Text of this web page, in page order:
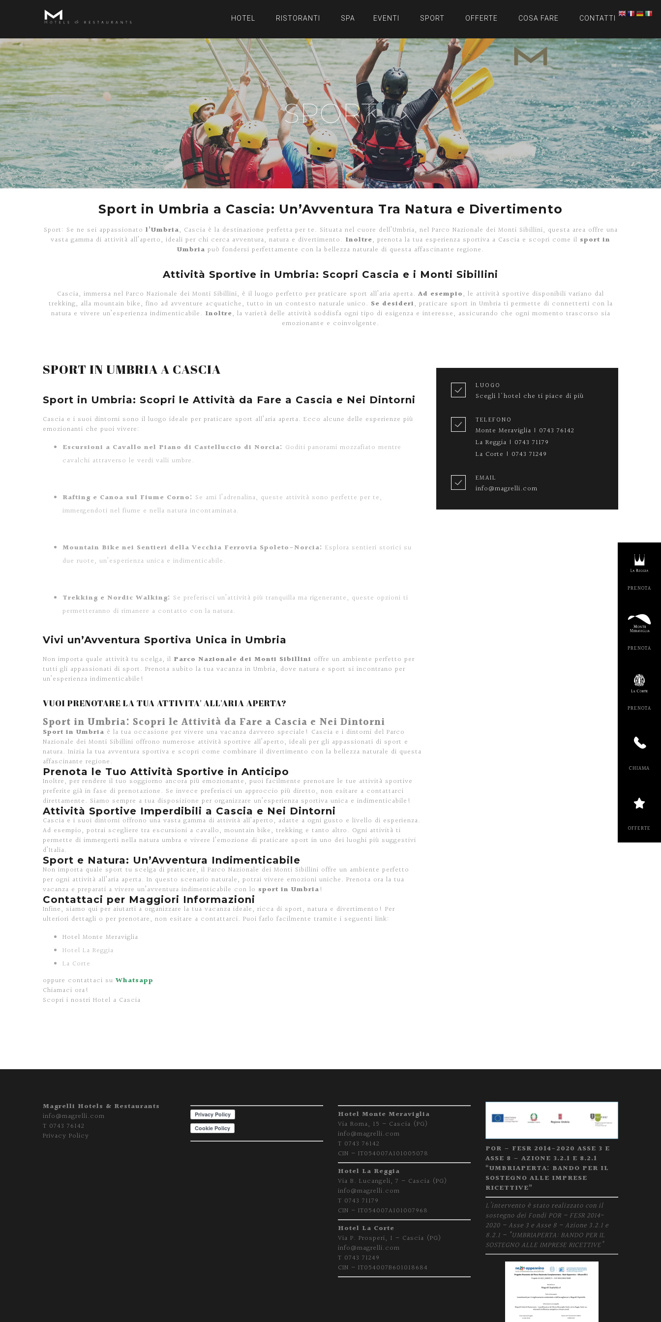
HOTEL RISTORANTI SPA EVENTI SPORT OFFERTE COSA FARE CONTATTI
SPORT
Sport in Umbria a Cascia: Un’Avventura Tra Natura e Divertimento
Sport: Se ne sei appassionato l’Umbria, Cascia è la destinazione perfetta per te. Situata nel cuore dell’Umbria, nel Parco Nazionale dei Monti Sibillini, questa area offre una
vasta gamma di attività all’aperto, ideali per chi cerca avventura, natura e divertimento. Inoltre, prenota la tua esperienza sportiva a Cascia e scopri come il sport in
Umbria può fondersi perfettamente con la bellezza naturale di questa affascinante regione.
Attività Sportive in Umbria: Scopri Cascia e i Monti Sibillini
Cascia, immersa nel Parco Nazionale dei Monti Sibillini, è il luogo perfetto per praticare sport all’aria aperta. Ad esempio, le attività sportive disponibili variano dal
trekking, alla mountain bike, fino ad avventure acquatiche, tutto in un contesto naturale unico. Se desideri, praticare sport in Umbria ti permette di connetterti con la
natura e vivere un’esperienza indimenticabile. Inoltre, la varietà delle attività soddisfa ogni tipo di esigenza e interesse, assicurando che ogni momento trascorso sia
emozionante e coinvolgente.
SPORT IN UMBRIA A CASCIA
Sport in Umbria: Scopri le Attività da Fare a Cascia e Nei Dintorni
Cascia e i suoi dintorni sono il luogo ideale per praticare sport all’aria aperta. Ecco alcune delle esperienze più
emozionanti che puoi vivere:
Escursioni a Cavallo nel Piano di Castelluccio di Norcia: Goditi panorami mozzafiato mentre
cavalchi attraverso le verdi valli umbre.
Rafting e Canoa sul Fiume Corno: Se ami l’adrenalina, queste attività sono perfette per te,
immergendoti nel fiume e nella natura incontaminata.
Mountain Bike nei Sentieri della Vecchia Ferrovia Spoleto-Norcia: Esplora sentieri storici su
due ruote, un’esperienza unica e indimenticabile.
Trekking e Nordic Walking: Se preferisci un’attività più tranquilla ma rigenerante, queste opzioni ti
permetteranno di rimanere a contatto con la natura.
Vivi un’Avventura Sportiva Unica in Umbria
Non importa quale attività tu scelga, il Parco Nazionale dei Monti Sibillini offre un ambiente perfetto per
tutti gli appassionati di sport. Prenota subito la tua vacanza in Umbria, dove natura e sport si incontrano per
un’esperienza indimenticabile!
VUOI PRENOTARE LA TUA ATTIVITA' ALL'ARIA APERTA?
Sport in Umbria: Scopri le Attività da Fare a Cascia e Nei Dintorni
Sport in Umbria è la tua occasione per vivere una vacanza davvero speciale! Cascia e i dintorni del Parco
Nazionale dei Monti Sibillini offrono numerose attività sportive all’aperto, ideali per gli appassionati di sport e
natura. Inizia la tua avventura sportiva e scopri come combinare il divertimento con la bellezza naturale di questa
affascinante regione.
Prenota le Tuo Attività Sportive in Anticipo
Inoltre, per rendere il tuo soggiorno ancora più emozionante, puoi facilmente prenotare le tue attività sportive
preferite già in fase di prenotazione. Se invece preferisci un approccio più diretto, non esitare a contattarci
direttamente. Siamo sempre a tua disposizione per organizzare un’esperienza sportiva unica e indimenticabile!
Attività Sportive Imperdibili a Cascia e Nei Dintorni
Cascia e i suoi dintorni offrono una vasta gamma di attività all’aperto, adatte a ogni gusto e livello di esperienza.
Ad esempio, potrai scegliere tra escursioni a cavallo, mountain bike, trekking e tanto altro. Ogni attività ti
permette di immergerti nella natura umbra e vivere l’emozione di praticare sport in uno dei luoghi più suggestivi
d’Italia.
Sport e Natura: Un’Avventura Indimenticabile
Non importa quale sport tu scelga di praticare, il Parco Nazionale dei Monti Sibillini offre un ambiente perfetto
per ogni attività all’aria aperta. In questo scenario naturale, potrai vivere emozioni uniche. Prenota ora la tua
vacanza e preparati a vivere un’avventura indimenticabile con lo sport in Umbria!
Contattaci per Maggiori Informazioni
Infine, siamo qui per aiutarti a organizzare la tua vacanza ideale, ricca di sport, natura e divertimento! Per
ulteriori dettagli o per prenotare, non esitare a contattarci. Puoi farlo facilmente tramite i seguenti link:
Hotel Monte Meraviglia
Hotel La Reggia
La Corte
oppure contattaci su Whatsapp
LUOGO
Scegli l'hotel che ti piace di più
TELEFONO
Monte Meraviglia | 0743 76142
La Reggia | 0743 71179
La Corte | 0743 71249
EMAIL
info@magrelli.com
Chiamaci ora!
Scopri i nostri Hotel a Cascia
Magrelli Hotels & Restaurants
info@magrelli.com
T 0743 76142
Privacy Policy
Hotel Monte Meraviglia
Via Roma, 15 – Cascia (PG)
info@magrelli.com
T 0743 76142
CIN – IT054007A101005078
Hotel La Reggia
Via B. Lucangeli, 7 – Cascia (PG)
info@magrelli.com
T 0743 71179
CIN – IT054007A101007968
Hotel La Corte
Via P. Prosperi, 1 – Cascia (PG)
info@magrelli.com
T 0743 71249
CIN – IT054007B601018684
POR – FESR 2014-2020 ASSE 3 E
ASSE 8 – AZIONE 3.2.1 E 8.2.1
“UMBRIAPERTA: BANDO PER IL
SOSTEGNO ALLE IMPRESE
RICETTIVE”
L’intervento è stato realizzato con il
sostegno dei Fondi POR – FESR 2014-
2020 – Asse 3 e Asse 8 – Azione 3.2.1 e
8.2.1 – “UMBRIAPERTA: BANDO PER IL
SOSTEGNO ALLE IMPRESE RICETTIVE”